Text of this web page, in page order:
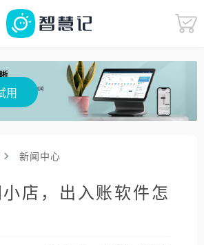
用
新闻中心
店，出入账软件怎